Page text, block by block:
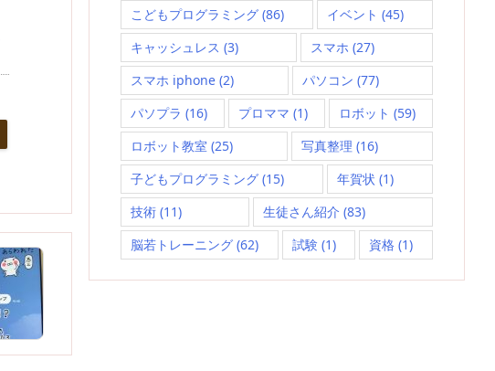
こどもプログラミング (86) イベント (45)
キャッシュレス (3) スマホ (27)
スマホ iphone (2) パソコン (77)
パソプラ (16) プロママ (1) ロボット (59)
ロボット教室 (25) 写真整理 (16)
子どもプログラミング (15) 年賀状 (1)
技術 (11) 生徒さん紹介 (83)
脳若トレーニング (62) 試験 (1) 資格 (1)